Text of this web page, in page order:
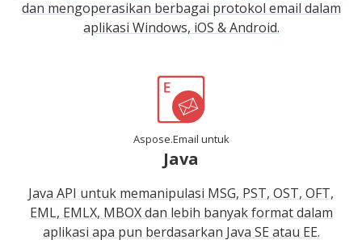
dan mengoperasikan berbagai protokol email dalam
aplikasi Windows, iOS & Android.
Aspose.Email untuk
Java
Java API untuk memanipulasi MSG, PST, OST, OFT,
EML, EMLX, MBOX dan lebih banyak format dalam
aplikasi apa pun berdasarkan Java SE atau EE.